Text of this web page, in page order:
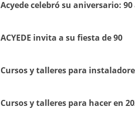
Acyede celebró su aniversario:
ACYEDE invita a su fiesta de 90
Cursos y talleres para
Cursos y talleres para hacer en